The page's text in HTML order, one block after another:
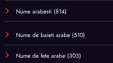
Nume arabesti (814)
Nume de baieti arabe (510)
Nume de fete arabe (303)